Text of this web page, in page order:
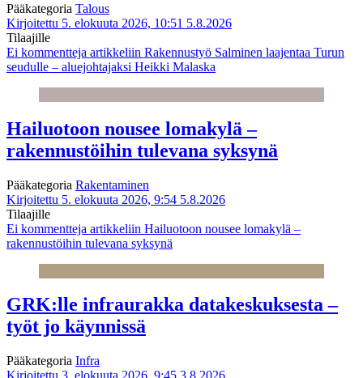
Pääkategoria Talous
Kirjoitettu 5. elokuuta 2026, 10:51 5.8.2026
Tilaajille
Ei kommentteja artikkeliin Rakennustyö Salminen laajentaa Turun
seudulle – aluejohtajaksi Heikki Malaska
Hailuotoon nousee lomakylä –
rakennustöihin tulevana syksynä
Pääkategoria Rakentaminen
Kirjoitettu 5. elokuuta 2026, 9:54 5.8.2026
Tilaajille
Ei kommentteja artikkeliin Hailuotoon nousee lomakylä –
rakennustöihin tulevana syksynä
GRK:lle infraurakka datakeskuksesta –
työt jo käynnissä
Pääkategoria Infra